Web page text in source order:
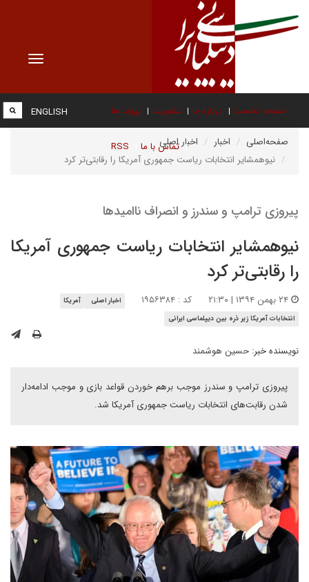
Toggle
صفحه نخست درباره ما عضویت پیوند ها
تماس با ما RSS
ENGLISH
صفحه‌اصلی اخبار
اخبار اصلی
نیوهمشایر انتخابات ریاست جمهوری آمریکا را رقابتی‌تر کرد
پیروزی ترامپ و سندرز و انصراف ناامیدها
نیوهمشایر انتخابات ریاست جمهوری آمریکا
را رقابتی‌تر کرد
کد : ۱۹۵۶۳۸۴ اخبار اصلی
آمریکا
انتخابات آمریکا زیر ذره بین دیپلماسی ایرانی
نویسنده خبر: حسین هوشمند
پیروزی ترامپ و سندرز موجب برهم خوردن قواعد بازی و موجب ادامه‌دار
شدن رقابت‌های انتخابات ریاست جمهوری آمریکا شد.